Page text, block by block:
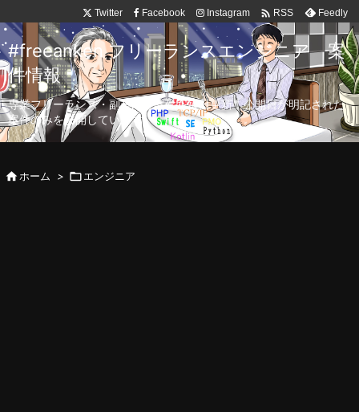
Twitter Facebook Instagram  RSS Feedly
#freeanken フリーランスエンジニア 案
件情報
専業フリーランス・副業向け案件を毎日更新！公開日が明記された
案件のみを公開しています。
ホーム > エンジニア